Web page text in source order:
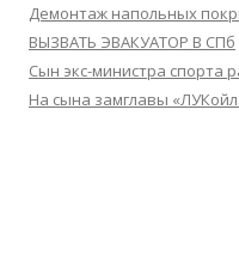
Демонтаж напольных
ВЫЗВАТЬ ЭВАКУАТОР В СПб
Сын экс-министра спорта
На сына замглавы